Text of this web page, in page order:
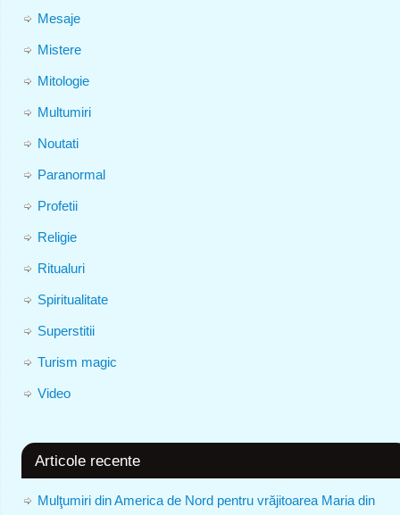
Mesaje
Mistere
Mitologie
Multumiri
Noutati
Paranormal
Profetii
Religie
Ritualuri
Spiritualitate
Superstitii
Turism magic
Video
Articole recente
Mulţumiri din America de Nord pentru vrăjitoarea Maria din